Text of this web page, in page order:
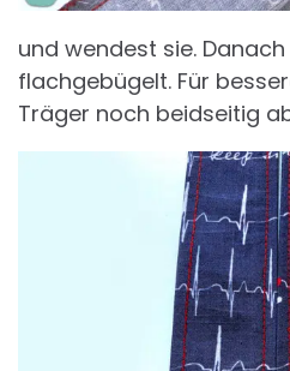
und wendest sie.
flachgebügelt. Für
Träger noch beidseitig